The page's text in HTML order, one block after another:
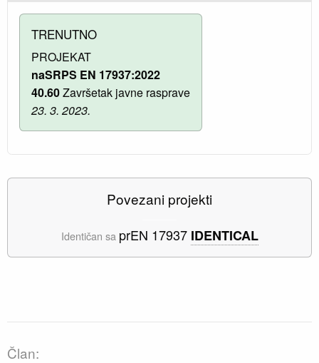
TRENUTNO
PROJEKAT
naSRPS EN 17937:2022
40.60Završetak javne rasprave
23. 3. 2023.
Povezani projekti
Identičan sa prEN 17937 IDENTICAL
Član: